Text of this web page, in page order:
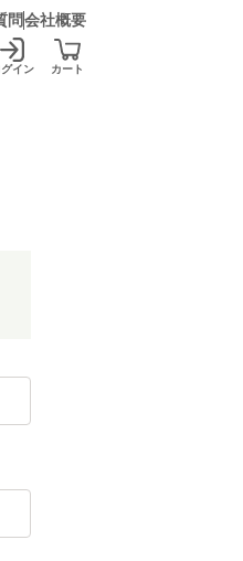
問会社概要
グイン カート